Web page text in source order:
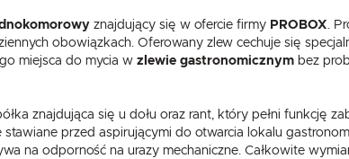
znajdujący się w ofercie firmy PROBOX .
obowiązkach. Oferowany zlew cechuje się
miejsca do mycia w zlewie gastronomicznymbez
znajdująca się u dołu oraz rant, który pełni funkcję
stawiane przed aspirującymi do otwarcia lokalu
na odporność na urazy mechaniczne. Całkowite